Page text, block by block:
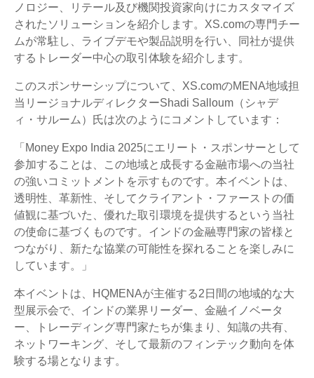
ノロジー、リテール及び機関投資家向けにカスタマイズ
されたソリューションを紹介します。XS.comの専門チー
ムが常駐し、ライブデモや製品説明を行い、同社が提供
するトレーダー中心の取引体験を紹介します。
このスポンサーシップについて、XS.comのMENA地域担
当リージョナルディレクターShadi Salloum（シャデ
ィ・サルーム）氏は次のようにコメントしています：
「Money Expo India 2025にエリート・スポンサーとして
参加することは、この地域と成長する金融市場への当社
の強いコミットメントを示すものです。本イベントは、
透明性、革新性、そしてクライアント・ファーストの価
値観に基づいた、優れた取引環境を提供するという当社
の使命に基づくものです。インドの金融専門家の皆様と
つながり、新たな協業の可能性を探れることを楽しみに
しています。」
本イベントは、HQMENAが主催する2日間の地域的な大
型展示会で、インドの業界リーダー、金融イノベータ
ー、トレーディング専門家たちが集まり、知識の共有、
ネットワーキング、そして最新のフィンテック動向を体
験する場となります。